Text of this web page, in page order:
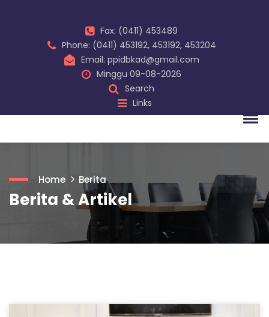
Fax: (0411) 453489
Phone: (0411) 453192, 453192, 453204
Email: ppidbkad@gmail.com
Minggu 09-08-2026
Search
Links
Home Berita
Berita & Artikel